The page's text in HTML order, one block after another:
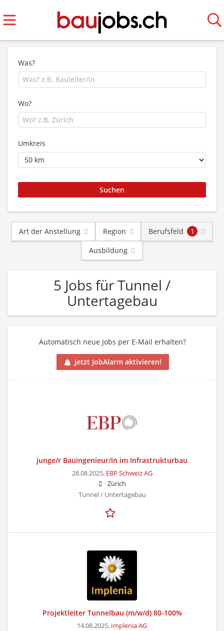
Was?
Wo?
Umkreis
Art der Anstellung Region Berufsfeld
1
Ausbildung
5 Jobs für Tunnel /
Untertagebau
Automatisch neue Jobs per E-Mail erhalten?
Jetzt JobAlarm aktivieren!
junge/r Bauingenieur/in im Infrastrukturbau
28.08.2025, EBP Schweiz AG
Zürich
Tunnel / Untertagebau
Projektleiter Tunnelbau (m/w/d) 80-100%
14.08.2025, Implenia AG